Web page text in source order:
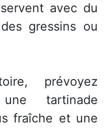
avec du
gressins ou
prévoyez
tartinade
fraîche et une